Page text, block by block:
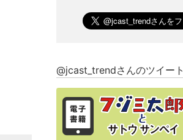
@jcast_trendさんのツイート